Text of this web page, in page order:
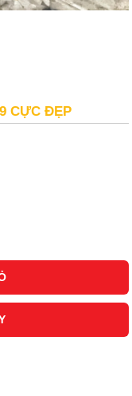
CỰC ĐẸP